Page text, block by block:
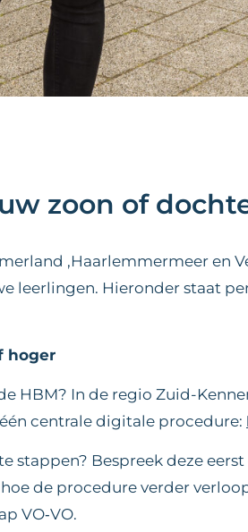
zoon of
,Haarlemmermeer en
leerlingen. Hieronder staat
hoger
HBM? In de regio Zuid-
centrale digitale procedure:
stappen? Bespreek deze
de procedure verder
VO‑VO.